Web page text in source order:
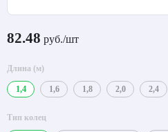
82.48 руб./шт
Длина (м)
1,4 1,6 1,8 2,0 2,4
Тип колец